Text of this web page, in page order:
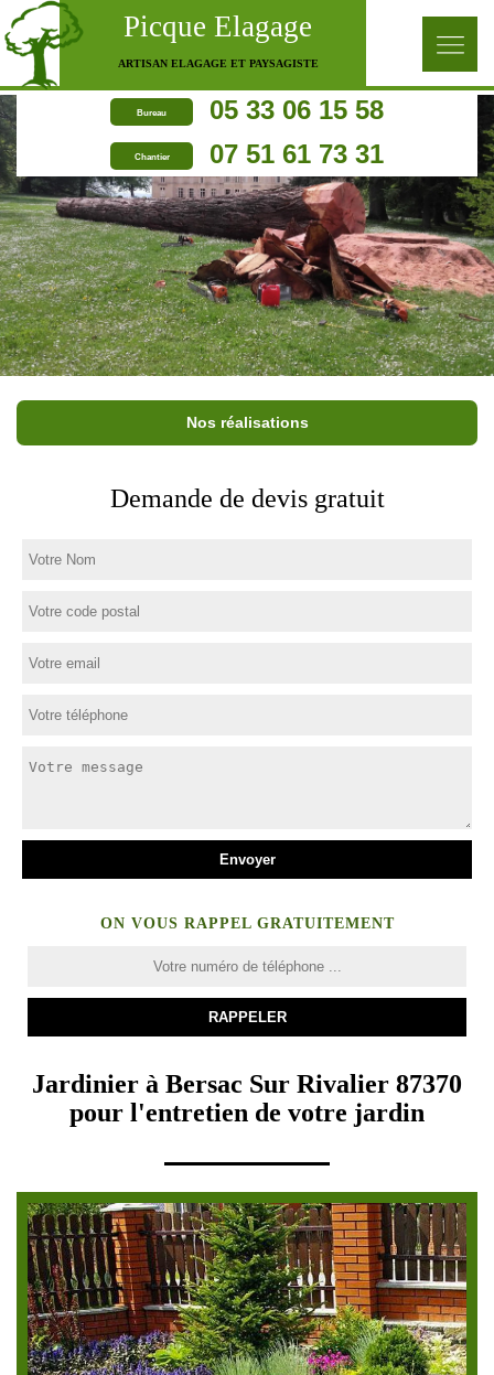
Picque Elagage
ARTISAN ELAGAGE ET PAYSAGISTE
Bureau 05 33 06 15 58
Chantier 07 51 61 73 31
Nos réalisations
Demande de devis gratuit
ON VOUS RAPPEL GRATUITEMENT
Jardinier à Bersac Sur Rivalier 87370
pour l'entretien de votre jardin